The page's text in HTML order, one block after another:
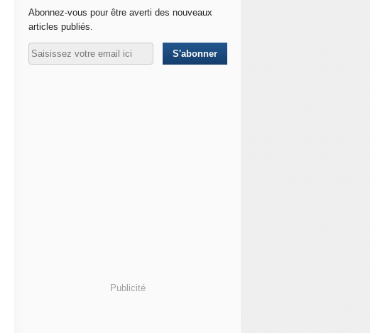
Abonnez-vous pour être averti des nouveaux
articles publiés.
Publicité